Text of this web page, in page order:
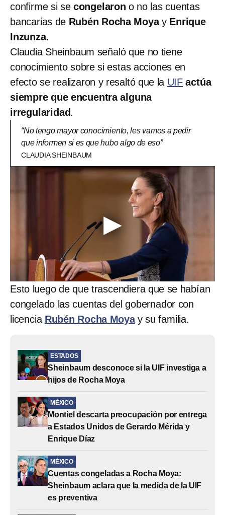
confirme si secongelarono no las cuentas
bancarias de Rubén Rocha MoyayEnrique
Inzunza.
Claudia Sheinbaum señaló que no tiene
conocimiento sobre si estas acciones en
efecto se realizaron y resaltó que la UIF actúa
siempre que encuentra alguna
irregularidad.
“No tengo mayor conocimiento, les vamos a pedir
que informen si es que hubo algo de eso”
CLAUDIA SHEINBAUM
Esto luego de que trascendiera que se habían
congelado las cuentas del gobernador con
licencia Rubén Rocha Moyay su familia.
ESTADOS
Sheinbaum desconoce si la UIF investiga a
hijos de Rocha Moya
MÉXICO
Montiel descarta preocupación por entrega
a Estados Unidos de Gerardo Mérida y
Enrique Díaz
MÉXICO
Cuentas congeladas a Rocha Moya:
Sheinbaum aclara que la medida de la UIF
es preventiva